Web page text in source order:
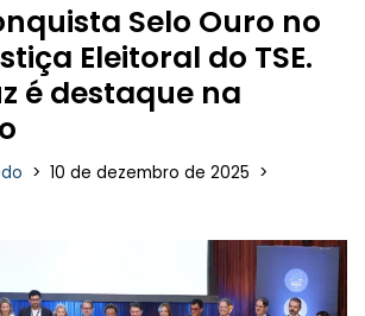
Selo Ouro no
Eleitoral do TSE.
é destaque na
10 de dezembro de 2025